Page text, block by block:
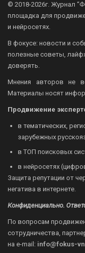
© 2018-2026г. Журнал
площадка для
и нейросетях.
В фокусе: новости и
полезные советы,
доверять.
Мнения авторов не
Материалы носят
Продвижение
в тематических,
зарубежных
в ТОП поисковых
в нейросетях
Защита репутации от
негатива в интернете.
Конфиденциально.
По вопросам
сотрудничества,
на e-mail: info@fokus-